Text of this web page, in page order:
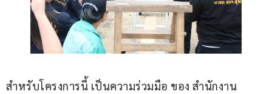
สำหรับโครงการนี้ เป็นความร่วมมือ ของ สำนักงาน